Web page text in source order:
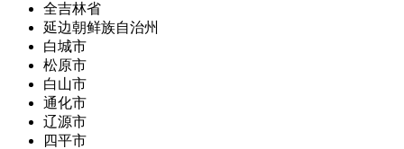
全吉林省
延边朝鲜族自治州
白城市
松原市
白山市
通化市
辽源市
四平市